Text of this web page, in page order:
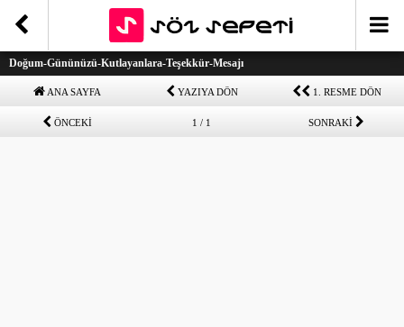
Doğum-Gününüzü-Kutlayanlara-Teşekkür-Mesajı
ANA SAYFA YAZIYA DÖN 1. RESME DÖN
ÖNCEKİ 1 / 1 SONRAKİ